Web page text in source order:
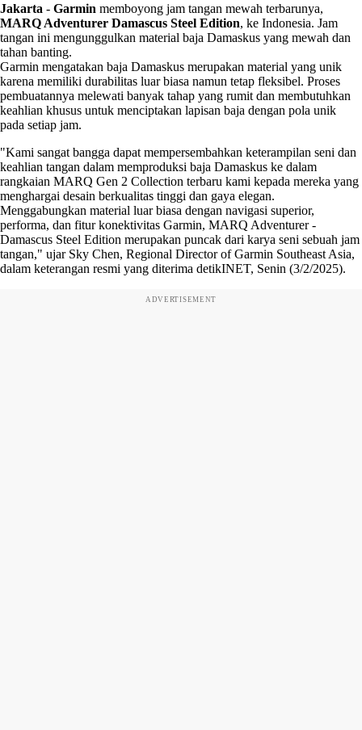
Jakarta - Garmin memboyong jam tangan mewah terbarunya,
MARQ Adventurer Damascus Steel Edition, ke Indonesia. Jam
tangan ini mengunggulkan material baja Damaskus yang mewah dan
tahan banting.
Garmin mengatakan baja Damaskus merupakan material yang unik
karena memiliki durabilitas luar biasa namun tetap fleksibel. Proses
pembuatannya melewati banyak tahap yang rumit dan membutuhkan
keahlian khusus untuk menciptakan lapisan baja dengan pola unik
pada setiap jam.
"Kami sangat bangga dapat mempersembahkan keterampilan seni dan
keahlian tangan dalam memproduksi baja Damaskus ke dalam
rangkaian MARQ Gen 2 Collection terbaru kami kepada mereka yang
menghargai desain berkualitas tinggi dan gaya elegan.
Menggabungkan material luar biasa dengan navigasi superior,
performa, dan fitur konektivitas Garmin, MARQ Adventurer -
Damascus Steel Edition merupakan puncak dari karya seni sebuah jam
tangan," ujar Sky Chen, Regional Director of Garmin Southeast Asia,
dalam keterangan resmi yang diterima detikINET, Senin (3/2/2025).
ADVERTISEMENT